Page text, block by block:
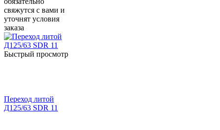
свяжутся с вами и
уточнят условия
заказа
Быстрый просмотр
Переход литой
Д125/63 SDR 11